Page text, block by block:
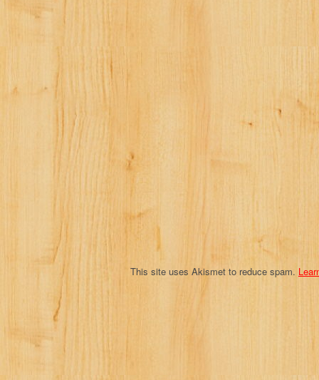
This site uses Akismet to reduce spam.